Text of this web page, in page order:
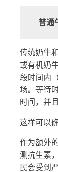
普通
传统奶牛
或有机奶
段时间内
场。等待
时间，并
这样可以
作为额外
测抗生素
民会受到